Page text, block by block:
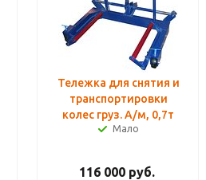
Тележка для снятия и
транспортировки
колес груз. А/м, 0,7т
Мало
116 000руб.